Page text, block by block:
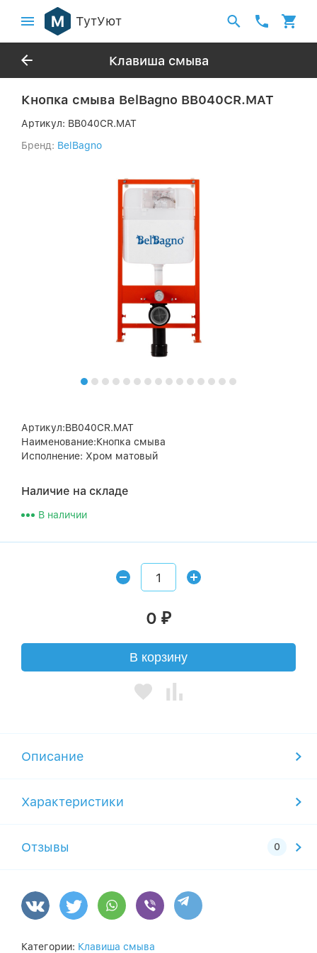
ТутУют
Клавиша смыва
Кнопка смыва BelBagno BB040CR.MAT
Артикул: BB040CR.MAT
Бренд: BelBagno
Артикул:BB040CR.MAT
Наименование:Кнопка смыва
Исполнение: Хром матовый
Наличие на складе
В наличии
0 ₽
В корзину
Описание
Характеристики
Отзывы
Категории: Клавиша смыва